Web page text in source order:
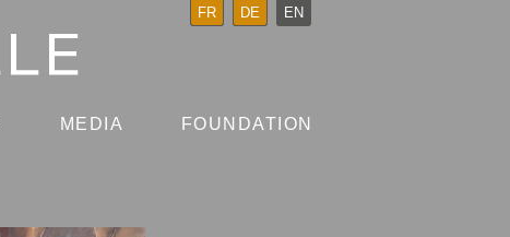
MEDIA FOUNDATION
FR DE EN